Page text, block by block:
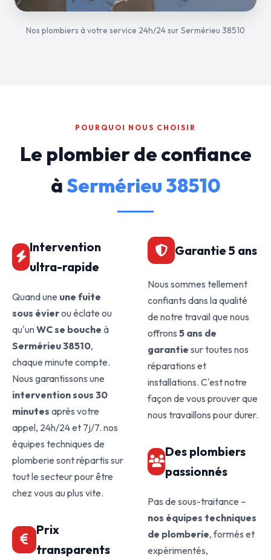
Nos plombiers à votre service 24h/24 sur Sermérieu 38510
POURQUOI NOUS CHOISIR
Le plombier de confiance
àSermérieu 38510
Intervention
ultra-rapide
Quand une une fuite
sous évierou éclate ou
qu'unWC se bouche à
Sermérieu 38510,
chaque minute compte.
Nous garantissons une
intervention sous 30
minutes après votre
appel, 24h/24 et 7j/7. nos
équipes techniques de
plomberie sont répartis sur
tout le secteur pour être
chez vous au plus vite.
Prix
transparents
Garantie 5 ans
Nous sommes tellement
confiants dans la qualité
de notre travail que nous
offrons 5 ans de
garantie sur toutes nos
réparations et
installations. C'est notre
façon de vous prouver que
nous travaillons pour durer.
Des plombiers
passionnés
Pas de sous-traitance –
nos équipes techniques
de plomberie, formés et
expérimentés,